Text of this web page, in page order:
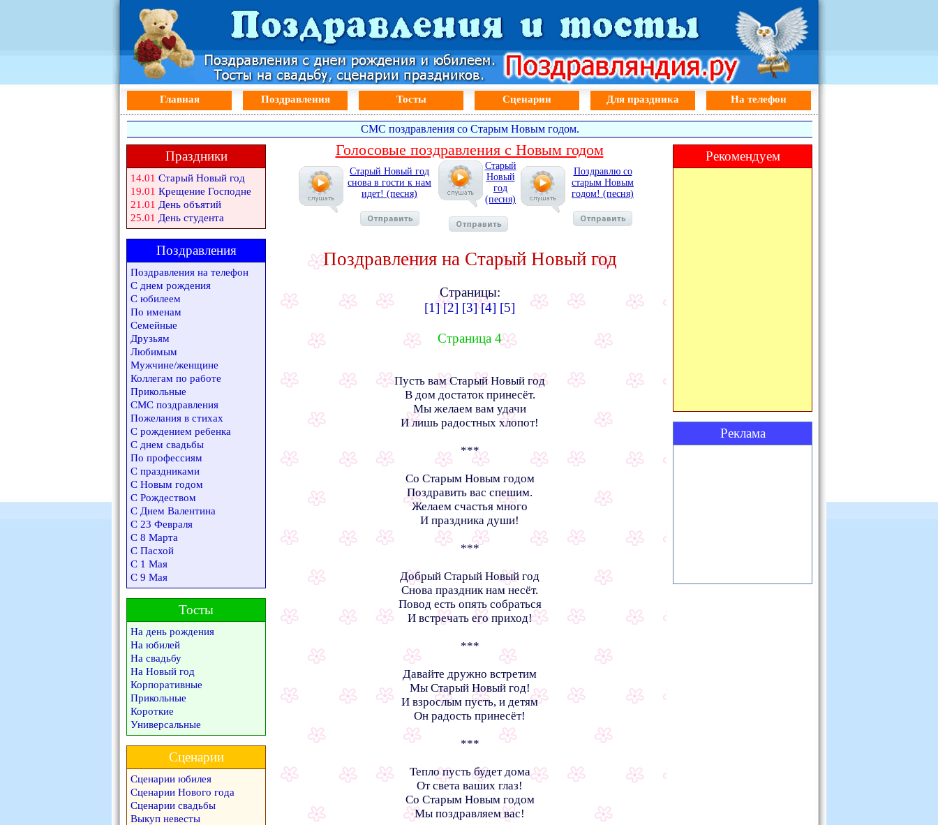
Главная Поздравления Тосты Сценарии Для праздника На телефон
СМС поздравления со Старым Новым годом.
Голосовые поздравления с Новым годом
Старый Новый год
снова в гости к нам
идет! (песня)
Старый
Новый
год
(песня)
Поздравлю со
старым Новым
годом! (песня)
Поздравления на Старый Новый год
Страницы:
[1] [2] [3] [4] [5]
Страница 4
Пусть вам Старый Новый год
В дом достаток принесёт.
Мы желаем вам удачи
И лишь радостных хлопот!
***
Со Старым Новым годом
Поздравить вас спешим.
Желаем счастья много
И праздника души!
***
Добрый Старый Новый год
Снова праздник нам несёт.
Повод есть опять собраться
И встречать его приход!
***
Давайте дружно встретим
Мы Старый Новый год!
И взрослым пусть, и детям
Он радость принесёт!
***
Тепло пусть будет дома
От света ваших глаз!
Со Старым Новым годом
Мы поздравляем вас!
Праздники
14.01 Старый Новый год
19.01 Крещение Господне
21.01 День объятий
25.01 День студента
Поздравления
Поздравления на телефон
С днем рождения
С юбилеем
По именам
Семейные
Друзьям
Любимым
Мужчине/женщине
Коллегам по работе
Прикольные
СМС поздравления
Пожелания в стихах
С рождением ребенка
С днем свадьбы
По профессиям
С праздниками
С Новым годом
С Рождеством
С Днем Валентина
С 23 Февраля
С 8 Марта
С Пасхой
С 1 Мая
С 9 Мая
Тосты
На день рождения
На юбилей
На свадьбу
На Новый год
Корпоративные
Прикольные
Короткие
Универсальные
Сценарии
Сценарии юбилея
Сценарии Нового года
Сценарии свадьбы
Выкуп невесты
Рекомендуем
Реклама